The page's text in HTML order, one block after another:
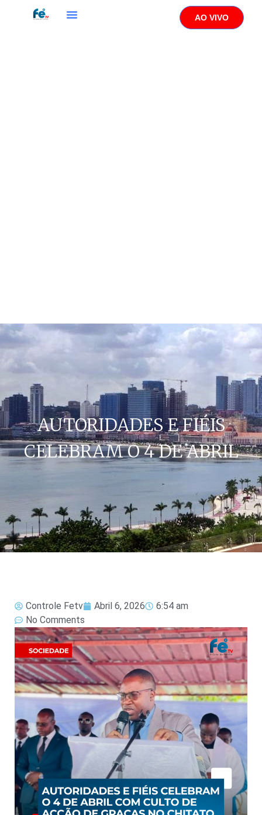
AO VIVO
AUTORIDADES E FIÉIS
CELEBRAM O 4 DE ABRIL
Controle Fetv Abril 6, 2026
6:54 am
No Comments